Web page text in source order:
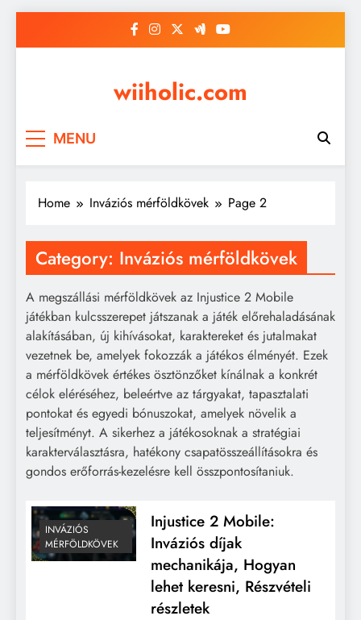
wiiholic.com
MENU
Home Inváziós mérföldkövek Page 2
Category: Inváziós mérföldkövek
A megszállási mérföldkövek az Injustice 2 Mobile
játékban kulcsszerepet játszanak a játék előrehaladásának
alakításában, új kihívásokat, karaktereket és jutalmakat
vezetnek be, amelyek fokozzák a játékos élményét. Ezek
a mérföldkövek értékes ösztönzőket kínálnak a konkrét
célok eléréséhez, beleértve az tárgyakat, tapasztalati
pontokat és egyedi bónuszokat, amelyek növelik a
teljesítményt. A sikerhez a játékosoknak a stratégiai
karakterválasztásra, hatékony csapatösszeállításokra és
gondos erőforrás-kezelésre kell összpontosítaniuk.
INVÁZIÓS
MÉRFÖLDKÖVEK
Injustice 2 Mobile:
Inváziós díjak
mechanikája, Hogyan
lehet keresni, Részvételi
részletek